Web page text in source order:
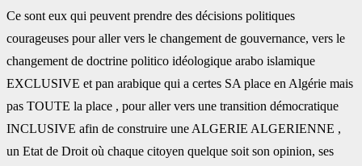
Ce sont eux qui peuvent prendre des décisions politiques
courageuses pour aller vers le changement de gouvernance, vers le
changement de doctrine politico idéologique arabo islamique
EXCLUSIVE et pan arabique qui a certes SA place en Algérie mais
pas TOUTE la place , pour aller vers une transition démocratique
INCLUSIVE afin de construire une ALGERIE ALGERIENNE ,
un Etat de Droit où chaque citoyen quelque soit son opinion, ses